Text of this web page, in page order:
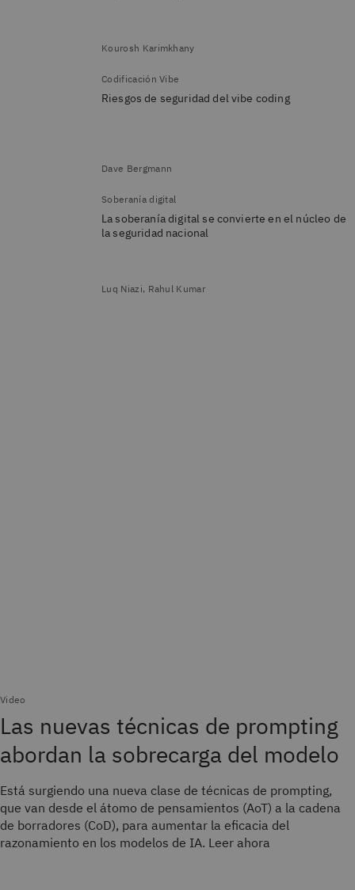
Kourosh Karimkhany
Codificación Vibe
Riesgos de seguridad del vibe coding
Dave Bergmann
Soberanía digital
La soberanía digital se convierte en el núcleo de
la seguridad nacional
Luq Niazi, Rahul Kumar
Video
Las nuevas técnicas de prompting
abordan la sobrecarga del modelo
Está surgiendo una nueva clase de técnicas de prompting,
que van desde el átomo de pensamientos (AoT) a la cadena
de borradores (CoD), para aumentar la eficacia del
razonamiento en los modelos de IA. Leer ahora